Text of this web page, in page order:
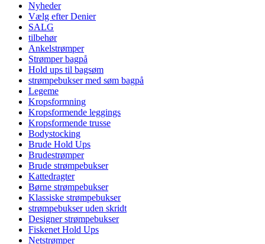
Nyheder
Vælg efter Denier
SALG
tilbehør
Ankelstrømper
Strømper bagpå
Hold ups til bagsøm
strømpebukser med søm bagpå
Legeme
Kropsformning
Kropsformende leggings
Kropsformende trusse
Bodystocking
Brude Hold Ups
Brudestrømper
Brude strømpebukser
Kattedragter
Børne strømpebukser
Klassiske strømpebukser
strømpebukser uden skridt
Designer strømpebukser
Fiskenet Hold Ups
Netstrømper